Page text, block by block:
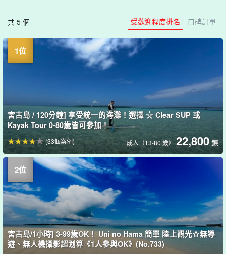
共 5 個 受歡迎程度排名 口碑訂單
宮古島 / 120分鐘] 享受統一的海灘！選擇 ☆ Clear SUP 或
Kayak Tour 0-80歲皆可參加！
成人（13-80 歲）22,800 鑢
(33個案例)
宮古島/1小時] 3-99歲OK！ Uni no Hama 簡單 陸上觀光☆無導
遊、無人機攝影超划算《1人參與OK》(No.733)